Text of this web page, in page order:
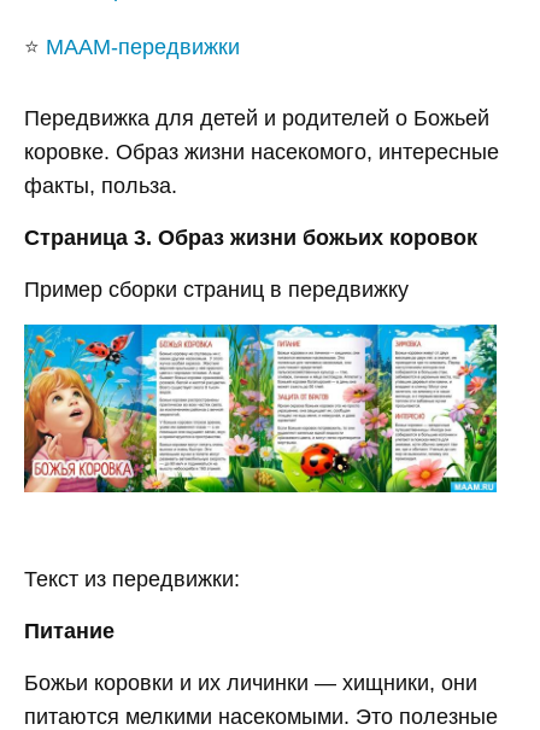
⭐ МААМ-передвижки
Передвижка для детей и родителей о Божьей
коровке. Образ жизни насекомого, интересные
факты, польза.
Страница 3. Образ жизни божьих коровок
Пример сборки страниц в передвижку
Текст из передвижки:
Питание
Божьи коровки и их личинки — хищники, они
питаются мелкими насекомыми. Это полезные